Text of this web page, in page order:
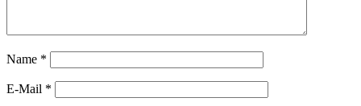
Name *
E-Mail *